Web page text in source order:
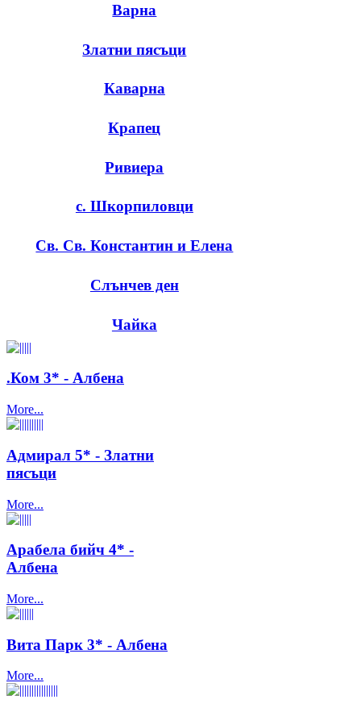
Варна
Златни пясъци
Каварна
Крапец
Ривиера
с. Шкорпиловци
Св. Св. Константин и Елена
Слънчев ден
Чайка
.Ком 3* - Албена
More...
Адмирал 5* - Златни
пясъци
More...
Арабела бийч 4* -
Албена
More...
Вита Парк 3* - Албена
More...